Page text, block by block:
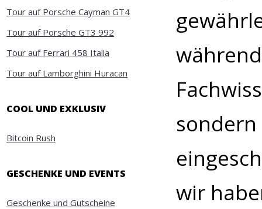
Tour auf Porsche Cayman GT4
Tour auf Porsche GT3 992
Tour auf Ferrari 458 Italia
Tour auf Lamborghini Huracan
COOL UND EXKLUSIV
Bitcoin Rush
GESCHENKE UND EVENTS
Geschenke und Gutscheine
wir